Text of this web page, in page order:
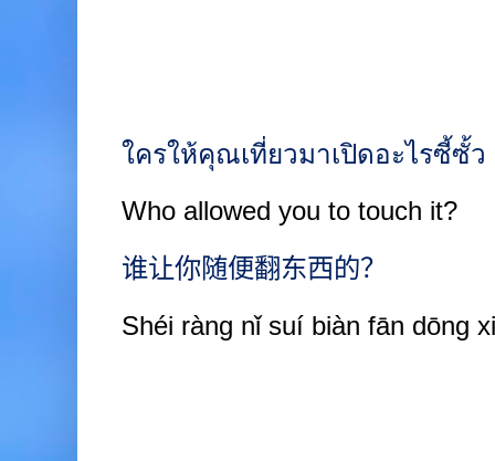
ใครให้คุณเที่ยวมาเปิดอะไรซี้ซั้ว
Who allowed you to touch it?
谁让你随便翻东西的？
Shéi ràng nǐ suí biàn fān dōng